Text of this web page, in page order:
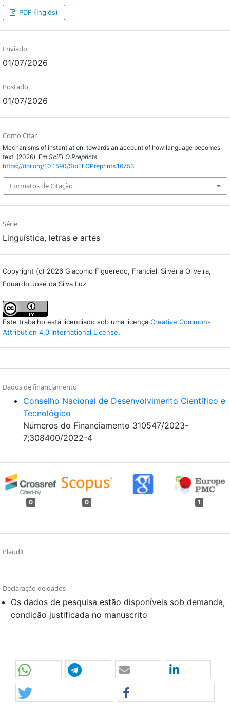
PDF (Inglês)
Enviado
01/07/2026
Postado
01/07/2026
Como Citar
Mechanisms of instantiation: towards an account of how language becomes
text. (2026). Em SciELO Preprints.
https://doi.org/10.1590/SciELOPreprints.16753
Formatos de Citação
Série
Linguística, letras e artes
Copyright (c) 2026 Giacomo Figueredo, Francieli Silvéria Oliveira,
Eduardo José da Silva Luz
Este trabalho está licenciado sob uma licença Creative Commons
Attribution 4.0 International License.
Dados de financiamento
Conselho Nacional de Desenvolvimento Científico e
Tecnológico
Números do Financiamento 310547/2023-
7;308400/2022-4
0 0 1
Plaudit
Declaração de dados
Os dados de pesquisa estão disponíveis sob demanda,
condição justificada no manuscrito